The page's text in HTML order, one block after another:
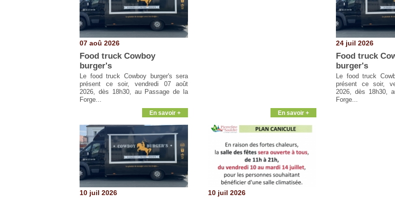
07 aoû 2026
Food truck Cowboy
burger's
Le food truck Cowboy burger's sera
présent ce soir, vendredi 07 août
2026, dès 18h30, au Passage de la
Forge...
En savoir + En savoir +
24 juil 2026
Food truck
burger's
Le food truck
présent ce soir,
2026, dès 18h30,
Forge...
10 juil 2026 10 juil 2026